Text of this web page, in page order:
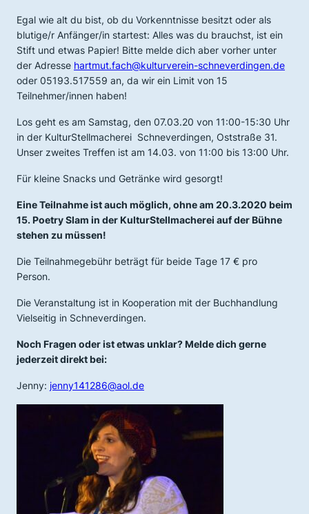
Egal wie alt du bist, ob du Vorkenntnisse besitzt oder als
blutige/r Anfänger/in startest: Alles was du brauchst, ist ein
Stift und etwas Papier! Bitte melde dich aber vorher unter
der Adresse hartmut.fach@kulturverein-schneverdingen.de
oder 05193.517559 an, da wir ein Limit von 15
Teilnehmer/innen haben!
Los geht es am Samstag, den 07.03.20 von 11:00-15:30 Uhr
in der KulturStellmacherei Schneverdingen, Oststraße 31.
Unser zweites Treffen ist am 14.03. von 11:00 bis 13:00 Uhr.
Für kleine Snacks und Getränke wird gesorgt!
Eine Teilnahme ist auch möglich, ohne am 20.3.2020 beim
15. Poetry Slam in der KulturStellmacherei auf der Bühne
stehen zu müssen!
Die Teilnahmegebühr beträgt für beide Tage 17 € pro
Person.
Die Veranstaltung ist in Kooperation mit der Buchhandlung
Vielseitig in Schneverdingen.
Noch Fragen oder ist etwas unklar? Melde dich gerne
jederzeit direkt bei:
Jenny: jenny141286@aol.de